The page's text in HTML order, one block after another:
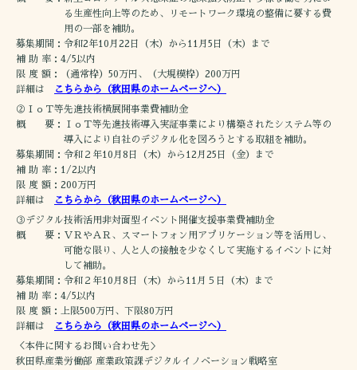
る生産性向上等のため、リモートワーク環境の整備に要する費
用の一部を補助。
募集期間：令和2年10月22日（木）から11月5日（木）まで
補 助 率：4/5以内
限 度 額：（通常枠）50万円、（大規模枠）200万円
詳細は
こちらから（秋田県のホームページへ）
②ＩｏＴ等先進技術横展開事業費補助金
概 要：ＩｏＴ等先進技術導入実証事業により構築されたシステム等の
導入により自社のデジタル化を図ろうとする取組を補助。
募集期間：令和２年10月8日（木）から12月25日（金）まで
補 助 率：1/2以内
限 度 額：200万円
詳細は
こちらから（秋田県のホームページへ）
③デジタル技術活用非対面型イベント開催支援事業費補助金
概 要：ＶＲやＡＲ、スマートフォン用アプリケーション等を活用し、
可能な限り、人と人の接触を少なくして実施するイベントに対
して補助。
募集期間：令和２年10月8日（木）から11月５日（木）まで
補 助 率：4/5以内
限 度 額：上限500万円、下限80万円
詳細は
こちらから（秋田県のホームページへ）
＜本件に関するお問い合わせ先＞
秋田県産業労働部 産業政策課デジタルイノベーション戦略室